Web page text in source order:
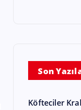
Son
Köfteciler